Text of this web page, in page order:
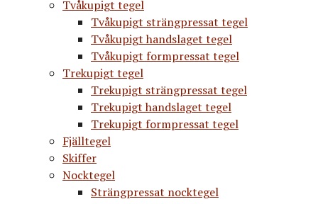
Tvåkupigt tegel
Tvåkupigt strängpressat tegel
Tvåkupigt handslaget tegel
Tvåkupigt formpressat tegel
Trekupigt tegel
Trekupigt strängpressat tegel
Trekupigt handslaget tegel
Trekupigt formpressat tegel
Fjälltegel
Skiffer
Nocktegel
Strängpressat nocktegel